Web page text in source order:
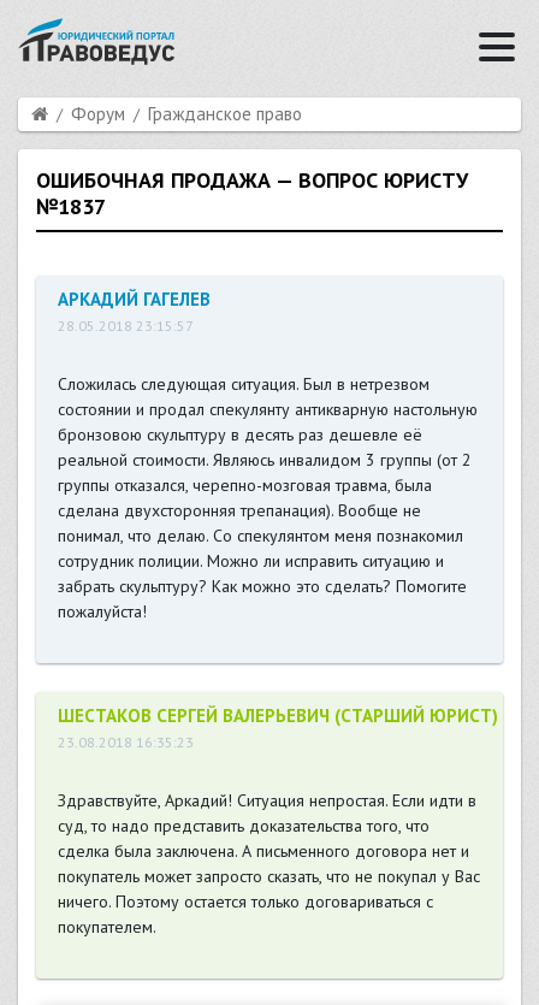
Форум Гражданское право
ОШИБОЧНАЯ ПРОДАЖА — ВОПРОС ЮРИСТУ
№1837
АРКАДИЙ ГАГЕЛЕВ
28.05.2018 23:15:57
Сложилась следующая ситуация. Был в нетрезвом
состоянии и продал спекулянту антикварную настольную
бронзовою скульптуру в десять раз дешевле её
реальной стоимости. Являюсь инвалидом 3 группы (от 2
группы отказался, черепно-мозговая травма, была
сделана двухсторонняя трепанация). Вообще не
понимал, что делаю. Со спекулянтом меня познакомил
сотрудник полиции. Можно ли исправить ситуацию и
забрать скульптуру? Как можно это сделать? Помогите
пожалуйста!
ШЕСТАКОВ СЕРГЕЙ ВАЛЕРЬЕВИЧ (СТАРШИЙ ЮРИСТ)
23.08.2018 16:35:23
Здравствуйте, Аркадий! Ситуация непростая. Если идти в
суд, то надо представить доказательства того, что
сделка была заключена. А письменного договора нет и
покупатель может запросто сказать, что не покупал у Вас
ничего. Поэтому остается только договариваться с
покупателем.